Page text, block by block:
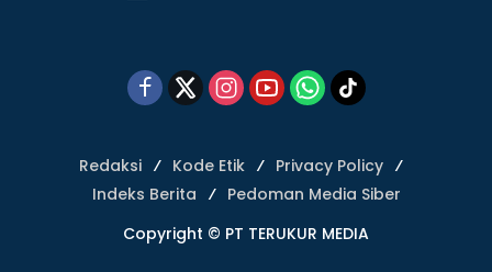
Redaksi Kode Etik
Privacy Policy
Indeks Berita
Pedoman Media Siber
Copyright © PT TERUKUR MEDIA